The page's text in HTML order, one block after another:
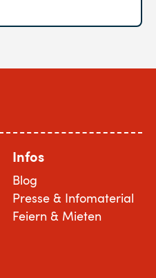
Infos
Blog
Presse & Infomaterial
Feiern & Mieten